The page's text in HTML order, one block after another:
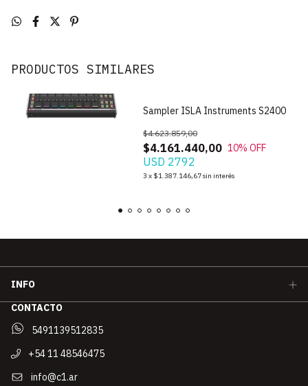
PRODUCTOS SIMILARES
Sampler ISLA Instruments S2400
$4.161.440,00
$4.623.859,00
10% OFF
USD 2792
3 x $1.387.146,67sin interés
INFO
CONTACTO
5491139512835
+54 11 48546475
info@c1.ar